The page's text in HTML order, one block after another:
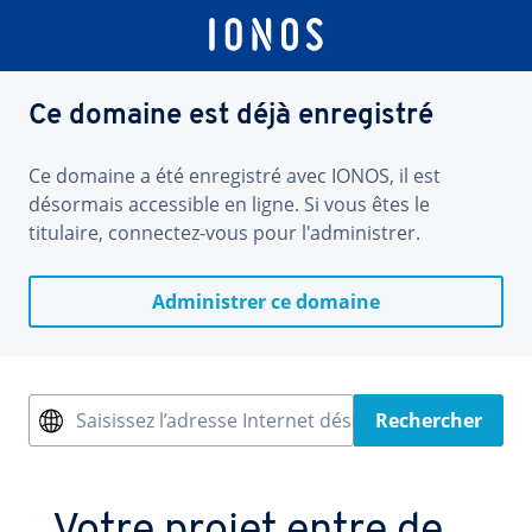
Ce domaine est déjà enregistré
Ce domaine a été enregistré avec IONOS, il est
désormais accessible en ligne. Si vous êtes le
titulaire, connectez-vous pour l'administrer.
Administrer ce domaine
Saisissez l’adresse Internet désiréeRechercher